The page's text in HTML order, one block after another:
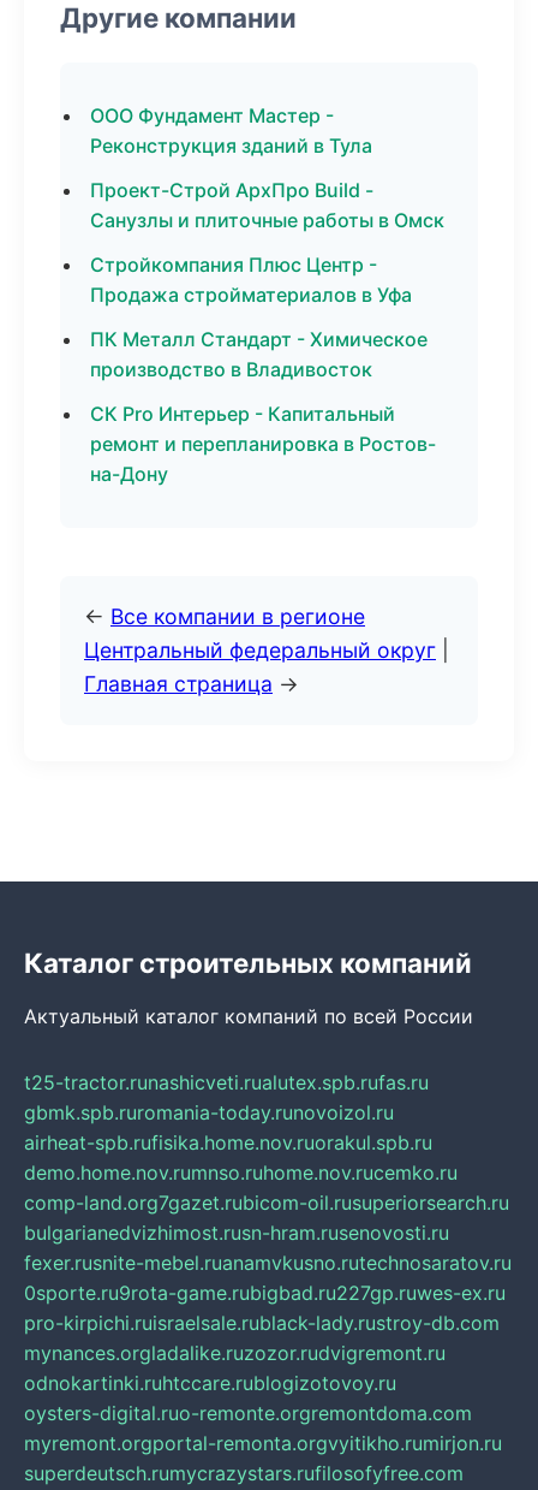
Другие компании
ООО Фундамент Мастер -
Реконструкция зданий в Тула
Проект-Строй АрхПро Build -
Санузлы и плиточные работы в Омск
Стройкомпания Плюс Центр -
Продажа стройматериалов в Уфа
ПК Металл Стандарт - Химическое
производство в Владивосток
СК Pro Интерьер - Капитальный
ремонт и перепланировка в Ростов-
на-Дону
← Все компании в регионе
Центральный федеральный округ
Главная страница →
Каталог строительных компаний
Актуальный каталог компаний по всей России
t25-tractor.runashicveti.rualutex.spb.rufas.ru
gbmk.spb.ruromania-today.runovoizol.ru
airheat-spb.rufisika.home.nov.ruorakul.spb.ru
demo.home.nov.rumnso.ruhome.nov.rucemko.ru
comp-land.org7gazet.rubicom-oil.rusuperiorsearch.ru
bulgarianedvizhimost.rusn-hram.rusenovosti.ru
fexer.rusnite-mebel.ruanamvkusno.rutechnosaratov.ru
0sporte.ru9rota-game.rubigbad.ru227gp.ruwes-ex.ru
pro-kirpichi.ruisraelsale.rublack-lady.rustroy-db.com
mynances.orgladalike.ruzozor.rudvigremont.ru
odnokartinki.ruhtccare.rublogizotovoy.ru
oysters-digital.ruo-remonte.orgremontdoma.com
myremont.orgportal-remonta.orgvyitikho.rumirjon.ru
superdeutsch.rumycrazystars.rufilosofyfree.com